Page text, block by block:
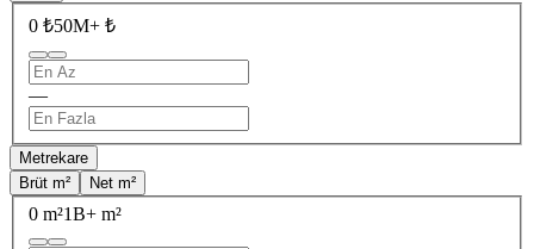
0 ₺50M+ ₺
—
Metrekare
Brüt m²
Net m²
0 m²1B+ m²